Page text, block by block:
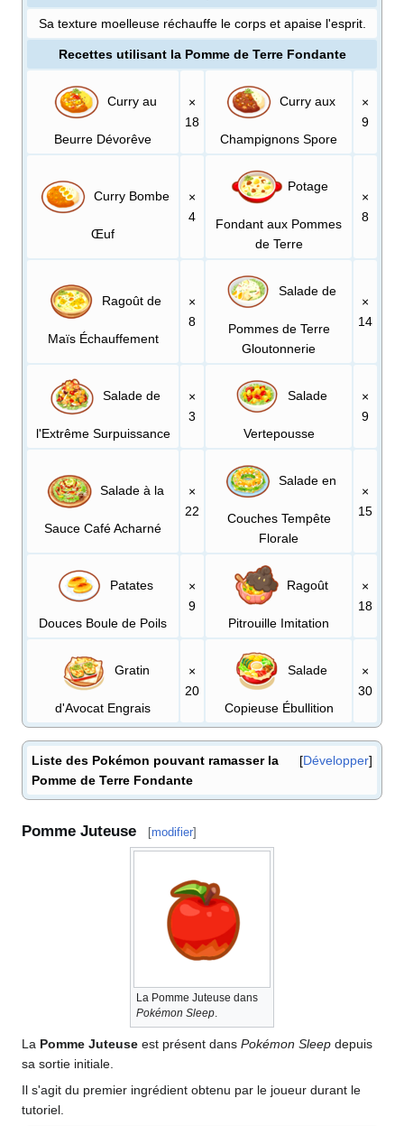
Sa texture moelleuse réchauffe le corps et apaise l'esprit.
Recettes utilisant la Pomme de Terre Fondante
Curry au
Beurre Dévorêve
×
18
Curry aux
Champignons Spore
×
9
Curry Bombe
Œuf
×
4
Potage
Fondant aux Pommes
de Terre
×
8
Ragoût de
Maïs Échauffement
×
8
Salade de
Pommes de Terre
Gloutonnerie
×
14
Salade de
l'Extrême Surpuissance
×
3
Salade
Vertepousse
×
9
Salade à la
Sauce Café Acharné
×
22
Salade en
Couches Tempête
Florale
×
15
Patates
Douces Boule de Poils
×
9
Ragoût
Pitrouille Imitation
×
18
Gratin
d'Avocat Engrais
×
20
Salade
Copieuse Ébullition
×
30
Développer
Liste des Pokémon pouvant ramasser la
Pomme de Terre Fondante
Pomme Juteuse [modifier]
La Pomme Juteuse dans
Pokémon Sleep.
La Pomme Juteuse est présent dans Pokémon Sleep depuis
sa sortie initiale.
Il s'agit du premier ingrédient obtenu par le joueur durant le
tutoriel.